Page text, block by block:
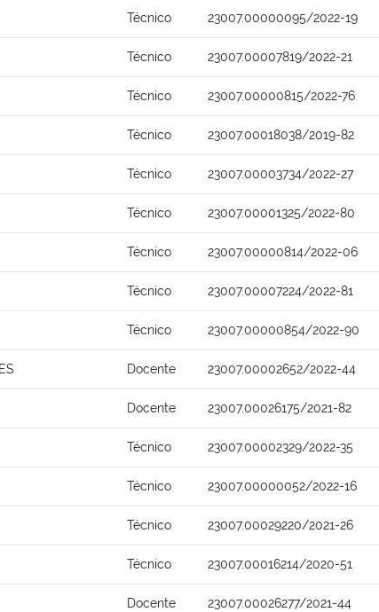
Técnico 23007.00000095/2022-19
Técnico 23007.00007819/2022-21
Técnico 23007.00000815/2022-76
Técnico 23007.00018038/2019-82
Técnico 23007.00003734/2022-27
Técnico 23007.00001325/2022-80
Técnico 23007.00000814/2022-06
Técnico 23007.00007224/2022-81
Técnico 23007.00000854/2022-90
Docente 23007.00002652/2022-44
Docente 23007.00026175/2021-82
Técnico 23007.00002329/2022-35
Técnico 23007.00000052/2022-16
Técnico 23007.00029220/2021-26
Técnico 23007.00016214/2020-51
Docente 23007.00026277/2021-44